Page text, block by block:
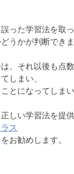
った学習法を取
うかが判断できま
、それ以後も点
しまい、
とになってしまい
しい学習法を提
ス
お勧めします。